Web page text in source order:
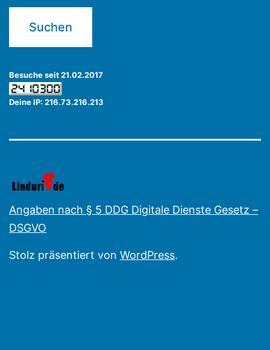
Besuche seit 21.02.2017
Deine IP: 216.73.216.213
Angaben nach § 5 DDG Digitale Dienste Gesetz –
DSGVO
Stolz präsentiert von WordPress.